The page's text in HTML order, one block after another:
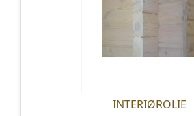
INTERIØROLIE